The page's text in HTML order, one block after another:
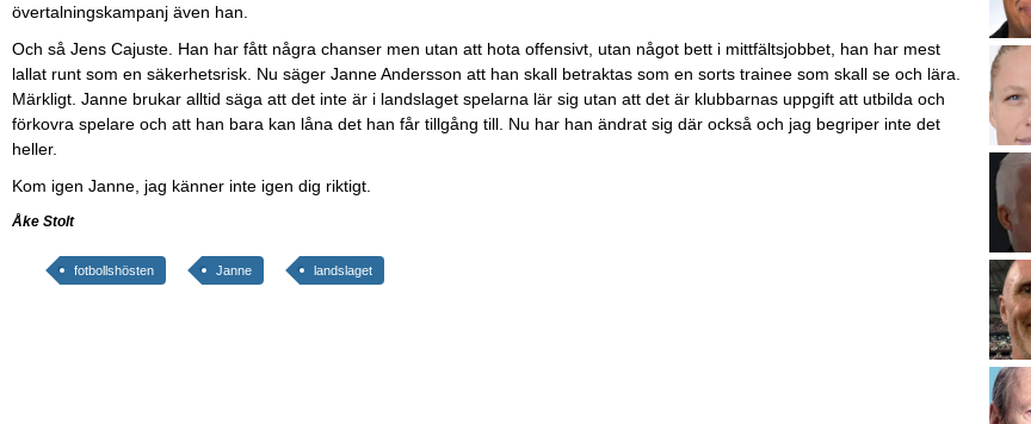
övertalningskampanj även han.
Och så Jens Cajuste. Han har fått några chanser men utan att hota offensivt, utan något bett i mittfältsjobbet, han har mest
lallat runt som en säkerhetsrisk. Nu säger Janne Andersson att han skall betraktas som en sorts trainee som skall se och lära.
Märkligt. Janne brukar alltid säga att det inte är i landslaget spelarna lär sig utan att det är klubbarnas uppgift att utbilda och
förkovra spelare och att han bara kan låna det han får tillgång till. Nu har han ändrat sig där också och jag begriper inte det
heller.
Kom igen Janne, jag känner inte igen dig riktigt.
Åke Stolt
fotbollshösten Janne landslaget